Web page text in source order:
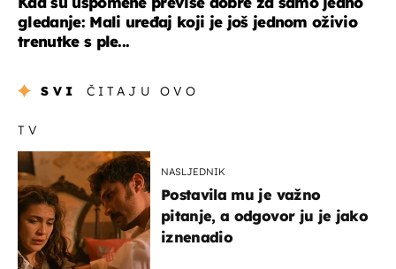
gledanje: Mali uređaj koji je još jednom oživio
trenutke s ple...
SVI ČITAJU OVO
TV
NASLJEDNIK
Postavila mu je važno
pitanje, a odgovor ju je jako
iznenadio